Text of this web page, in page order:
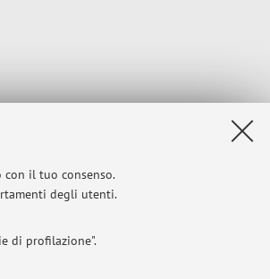
il tuo consenso.
degli utenti.
di profilazione".